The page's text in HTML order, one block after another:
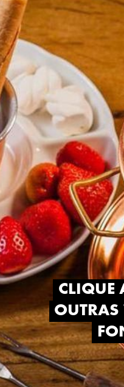
CLIQUE
OUTRAS
CLIQUE
OUTRAS